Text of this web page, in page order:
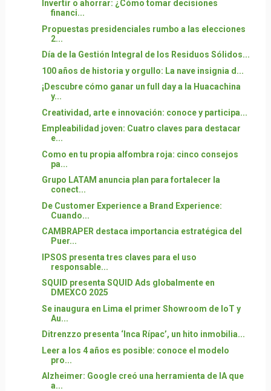
Invertir o ahorrar: ¿Cómo tomar decisiones
financi...
Propuestas presidenciales rumbo a las elecciones
2...
Día de la Gestión Integral de los Residuos Sólidos...
100 años de historia y orgullo: La nave insignia d...
¡Descubre cómo ganar un full day a la Huacachina
y...
Creatividad, arte e innovación: conoce y participa...
Empleabilidad joven: Cuatro claves para destacar
e...
Como en tu propia alfombra roja: cinco consejos
pa...
Grupo LATAM anuncia plan para fortalecer la
conect...
De Customer Experience a Brand Experience:
Cuando...
CAMBRAPER destaca importancia estratégica del
Puer...
IPSOS presenta tres claves para el uso
responsable...
SQUID presenta SQUID Ads globalmente en
DMEXCO 2025
Se inaugura en Lima el primer Showroom de IoT y
Au...
Ditrenzzo presenta ‘Inca Rípac’, un hito inmobilia...
Leer a los 4 años es posible: conoce el modelo
pro...
Alzheimer: Google creó una herramienta de IA que
a...